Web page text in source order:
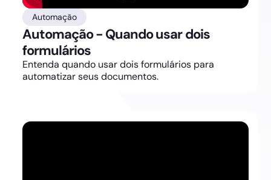
Automação
Automação - Quando usar dois
formulários
Entenda quando usar dois formulários para
automatizar seus documentos.